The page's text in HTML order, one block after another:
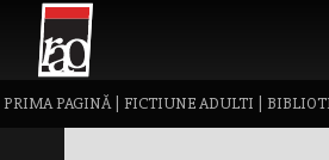
PRIMA PAGINĂ| FICTIUNE ADULTI